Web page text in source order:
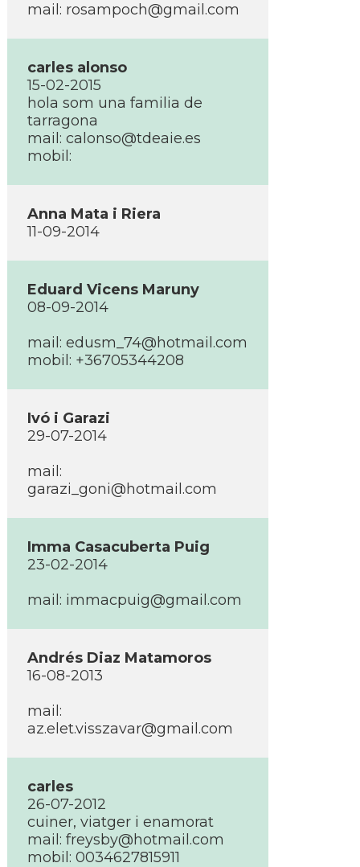
mail: rosampoch@gmail.com
carles alonso
15-02-2015
hola som una familia de
tarragona
mail: calonso@tdeaie.es
mobil:
Anna Mata i Riera
11-09-2014
Eduard Vicens Maruny
08-09-2014
mail: edusm_74@hotmail.com
mobil: +36705344208
Ivó i Garazi
29-07-2014
mail:
garazi_goni@hotmail.com
Imma Casacuberta Puig
23-02-2014
mail: immacpuig@gmail.com
Andrés Diaz Matamoros
16-08-2013
mail:
az.elet.visszavar@gmail.com
carles
26-07-2012
cuiner, viatger i enamorat
mail: freysby@hotmail.com
mobil: 0034627815911